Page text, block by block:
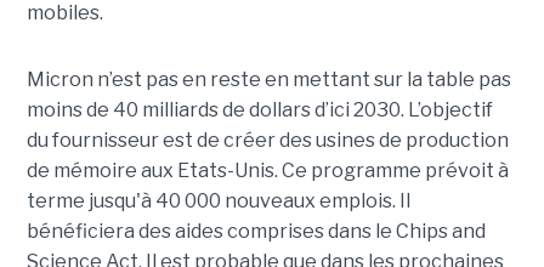
mobiles.
Micron n’est pas en reste en mettant sur la table pas
moins de 40 milliards de dollars d’ici 2030. L’objectif
du fournisseur est de créer des usines de production
de mémoire aux Etats-Unis. Ce programme prévoit à
terme jusqu'à 40 000 nouveaux emplois. Il
bénéficiera des aides comprises dans le Chips and
Science Act. Il est probable que dans les prochaines